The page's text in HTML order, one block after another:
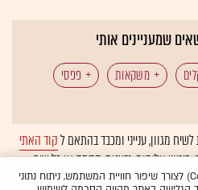
שמעניינים אותי
משקאות
פפסי
מגוון, ענייני ומכבד בהתאם לקוד האתי
ביטויי אלימות, גזענות, הסתה או כל שיח
ולא יפורסמו באתר.
האתר עושה שימוש בעוגיות (Cookies) לצורך שיפור חוויית המשתמש, ניתוח נתוני